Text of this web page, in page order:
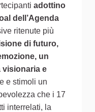
adottino
dell’Agenda
ritenute più
di futuro,
un
visionaria e
e stimoli un
che i 17
interrelati, la